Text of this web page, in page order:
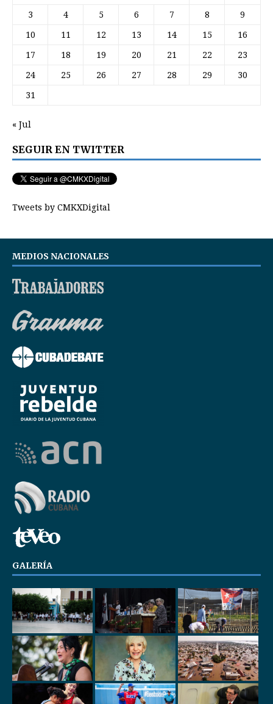
3 4 5 6 7 8 9
10 11 12 13 14 15 16
17 18 19 20 21 22 23
24 25 26 27 28 29 30
31
« Jul
SEGUIR EN TWITTER
Tweets by CMKXDigital
MEDIOS NACIONALES
GALERÍA